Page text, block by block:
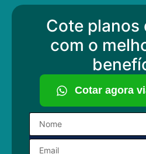
Cote planos
com o
Cotar agora